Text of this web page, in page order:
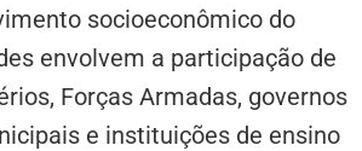
socioeconômico do
envolvem a participação de
Forças Armadas, governos
e instituições de ensino